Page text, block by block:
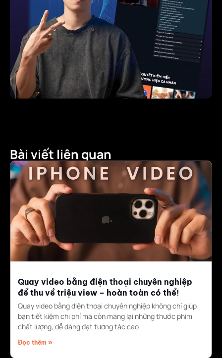
Bài viết liên quan
Quay video bằng điện thoại chuyên nghiệp
để thu về triệu view – hoàn toàn có thể!
Quay video bằng điện thoại chuyên nghiệp không chỉ giúp
bạn tiết kiệm chi phí mà còn mang lại những thước phim
chất lượng, dễ dàng đạt tương tác cao
Đọc thêm »